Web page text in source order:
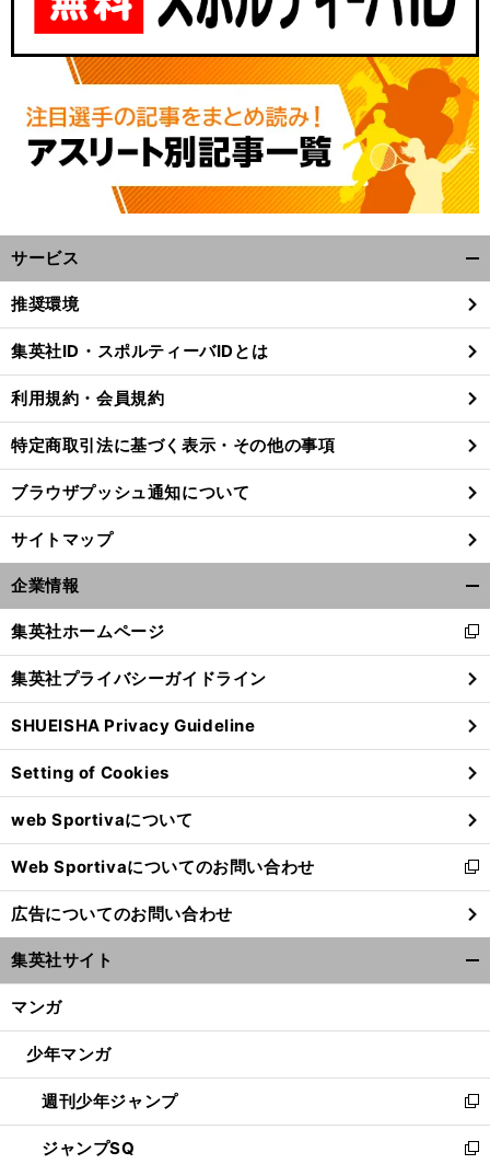
サービス
閉
る
推奨環境
集英社ID・スポルティーバIDとは
利用規約・会員規約
特定商取引法に基づく表示・その他の事項
ブラウザプッシュ通知について
サイトマップ
企業情報
閉
る
集英社ホームページ
新
し
い
ウ
ィ
ン
ド
ウ
で
開
く
集英社プライバシーガイドライン
SHUEISHA Privacy Guideline
Setting of Cookies
web Sportivaについて
Web Sportivaについてのお問い合わせ
新
し
い
ウ
ィ
ン
ウ
開
く
広告についてのお問い合わせ
集英社サイト
マンガ
少年マンガ
週刊少年ジャンプ
新
し
い
ジャンプSQ
新